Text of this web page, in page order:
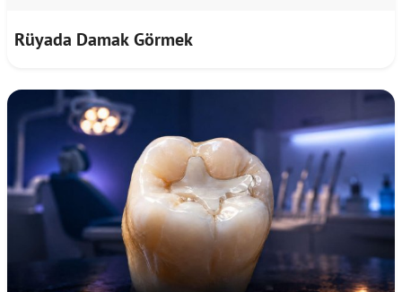
Rüyada Damak Görmek